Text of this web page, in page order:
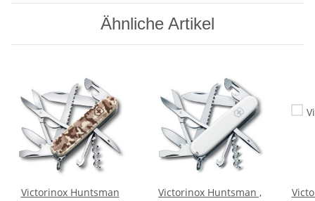
Ähnliche Artikel
Victorinox Huntsman
Victorinox Huntsman ,